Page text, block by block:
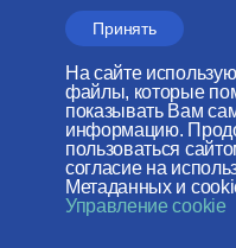
Принять
На сайте
файлы, которые
показывать Вам
информацию.
пользоваться
согласие на
Метаданных и
Управление cookie
Об Отделе
История Отдела
Контакты
Поздравления и
соболезнования